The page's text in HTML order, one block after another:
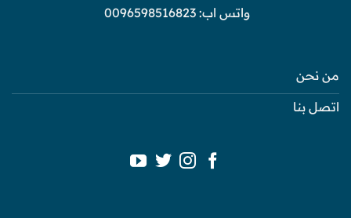
واتس اب:0096598516823
من نحن
اتصل بنا